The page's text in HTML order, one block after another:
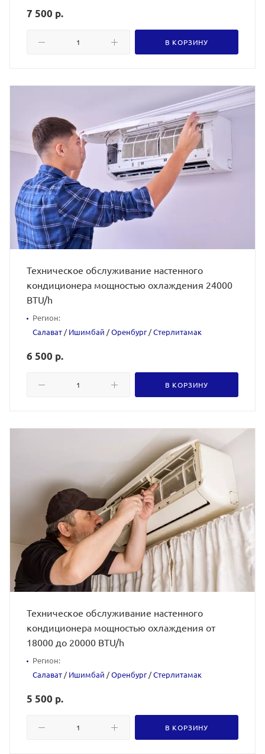
7 500 р.
В КОРЗИНУ
Техническое обслуживание настенного
кондиционера мощностью охлаждения 24000
BTU/h
Регион:
Салават /Ишимбай /Оренбург/Стерлитамак
6 500 р.
В КОРЗИНУ
Техническое обслуживание настенного
кондиционера мощностью охлаждения от
18000 до 20000 BTU/h
Регион:
Салават /Ишимбай /Оренбург/Стерлитамак
5 500 р.
В КОРЗИНУ